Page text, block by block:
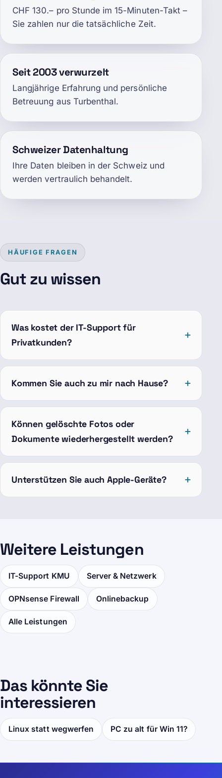
CHF 130.– pro Stunde im 15-Minuten-Takt –
Sie zahlen nur die tatsächliche Zeit.
Seit 2003 verwurzelt
Langjährige Erfahrung und persönliche
Betreuung aus Turbenthal.
Schweizer Datenhaltung
Ihre Daten bleiben in der Schweiz und
werden vertraulich behandelt.
HÄUFIGE FRAGEN
Gut zu wissen
Was kostet der IT-Support für
Privatkunden?
Kommen Sie auch zu mir nach Hause?
Können gelöschte Fotos oder
Dokumente wiederhergestellt werden?
Unterstützen Sie auch Apple-Geräte?
Weitere Leistungen
IT-Support KMU Server & Netzwerk
OPNsense Firewall Onlinebackup
Alle Leistungen
Das könnte Sie
interessieren
Linux statt wegwerfen PC zu alt für Win 11?